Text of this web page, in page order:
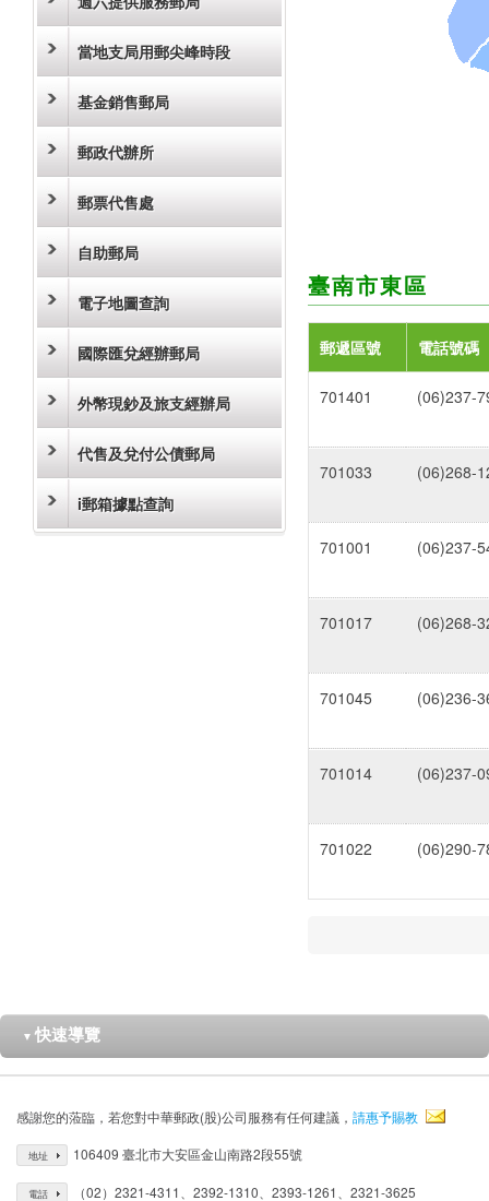
當地支局用郵尖峰時段
基金銷售郵局
郵政代辦所
郵票代售處
自助郵局
電子地圖查詢
國際匯兌經辦郵局
外幣現鈔及旅支經辦局
代售及兌付公債郵局
i郵箱據點查詢
臺南市東區
郵遞區號 電話號碼
701401 (06)237-
701033 (06)268-
701001 (06)237-
701017 (06)268-
701045 (06)236-
701014 (06)237-
701022 (06)290-
▼ 快速導覽
感謝您的蒞臨，若您對中華郵政(股)公司服務有任何建議， 請惠予賜教
地址 106409 臺北市大安區金山南路2段55號
電話 （02）2321-4311、2392-1310、2393-1261、2321-3625